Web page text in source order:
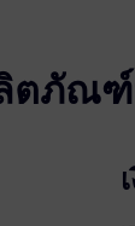
ตภัณฑ์